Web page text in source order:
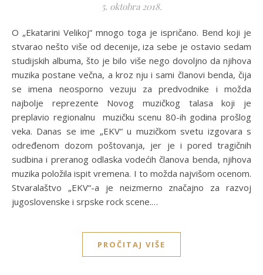
5. oktobra 2018.
O „Ekatarini Velikoj“ mnogo toga je ispričano. Bend koji je
stvarao nešto više od decenije, iza sebe je ostavio sedam
studijskih albuma, što je bilo više nego dovoljno da njihova
muzika postane večna, a kroz nju i sami članovi benda, čija
se imena neosporno vezuju za predvodnike i možda
najbolje reprezente Novog muzičkog talasa koji je
preplavio regionalnu muzičku scenu 80-ih godina prošlog
veka. Danas se ime „EKV“ u muzičkom svetu izgovara s
određenom dozom poštovanja, jer je i pored tragičnih
sudbina i preranog odlaska vodećih članova benda, njihova
muzika položila ispit vremena. I to možda najvišom ocenom.
Stvaralaštvo „EKV“-a je neizmerno značajno za razvoj
jugoslovenske i srpske rock scene.…
PROČITAJ VIŠE